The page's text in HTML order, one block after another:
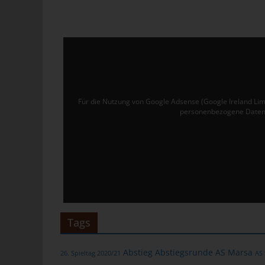
Für die Nutzung von Google Adsense (Google Ireland
personenbezogene
Tags
26. Spieltag 2020/21 Abstieg Abstiegsrunde AS Marsa